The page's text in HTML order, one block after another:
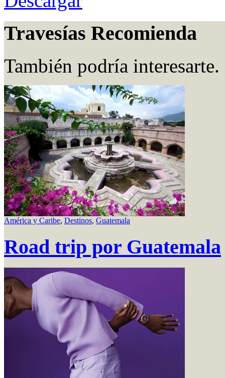
Travesías Recomienda
También podría interesarte.
América y Caribe, Destinos, Guatemala
Road trip por Guatemala